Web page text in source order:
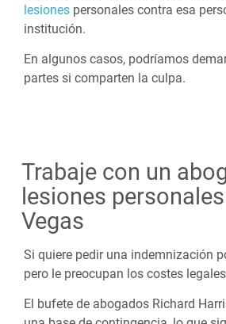
lesiones personales contra esa
institución.
En algunos casos, podríamos
partes si comparten la culpa.
Trabaje con un
lesiones
Vegas
Si quiere pedir una indemnización
pero le preocupan los costes
El bufete de abogados Richard